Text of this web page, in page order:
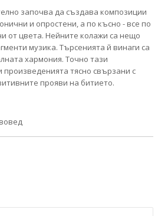
започва да създава композиции
и опростени, а по късно - все по
от цвета. Нейните колажи са нещо
музика. Търсенията й винаги са
хармония. Точно тази
тясно свързани с
прояви на битието.